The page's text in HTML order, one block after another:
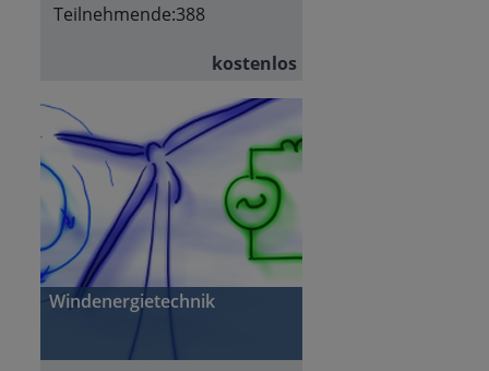
Teilnehmende:388
kostenlos
Windenergietechnik